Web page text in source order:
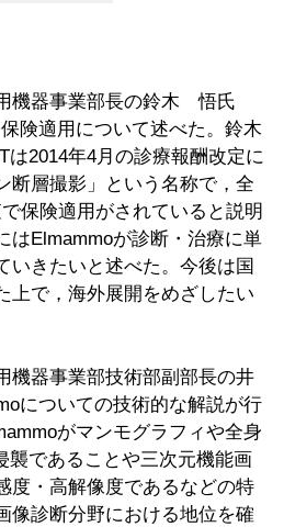
機器事業部長の鈴木 悟氏
険適用について述べた。鈴木
は2014年4月の診療報酬改定に
断層撮影」という名称で，全
保険適用がされていると説明
はElmammoが診断・治療に単
いきたいと述べた。今後は国
上で，海外展開をめざしたい
機器事業部技術部副部長の井
についての技術的な解説が行
がマンモグラフィや全身
襲であることや三次元機能画
度・高解像度であるなどの特
像診断分野における地位を確